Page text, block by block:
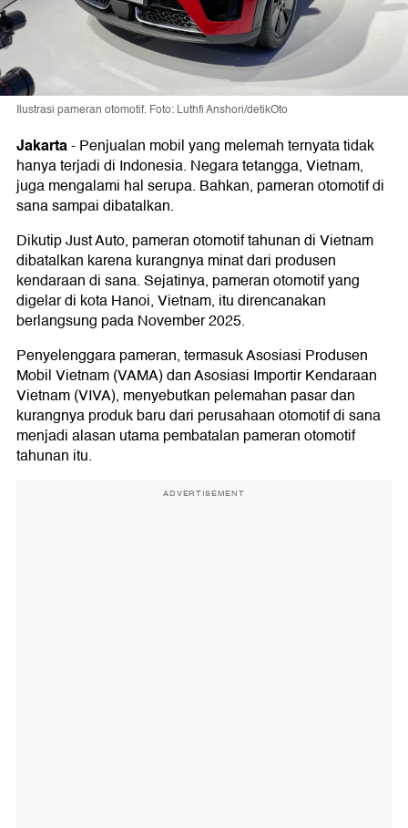
Ilustrasi pameran otomotif. Foto: Luthfi Anshori/detikOto
Jakarta-Penjualan mobil yang melemah ternyata tidak
hanya terjadi di Indonesia. Negara tetangga, Vietnam,
juga mengalami hal serupa. Bahkan, pameran otomotif di
sana sampai dibatalkan.
Dikutip Just Auto, pameran otomotif tahunan di Vietnam
dibatalkan karena kurangnya minat dari produsen
kendaraan di sana. Sejatinya, pameran otomotif yang
digelar di kota Hanoi, Vietnam, itu direncanakan
berlangsung pada November 2025.
Penyelenggara pameran, termasuk Asosiasi Produsen
Mobil Vietnam (VAMA) dan Asosiasi Importir Kendaraan
Vietnam (VIVA), menyebutkan pelemahan pasar dan
kurangnya produk baru dari perusahaan otomotif di sana
menjadi alasan utama pembatalan pameran otomotif
tahunan itu.
ADVERTISEMENT